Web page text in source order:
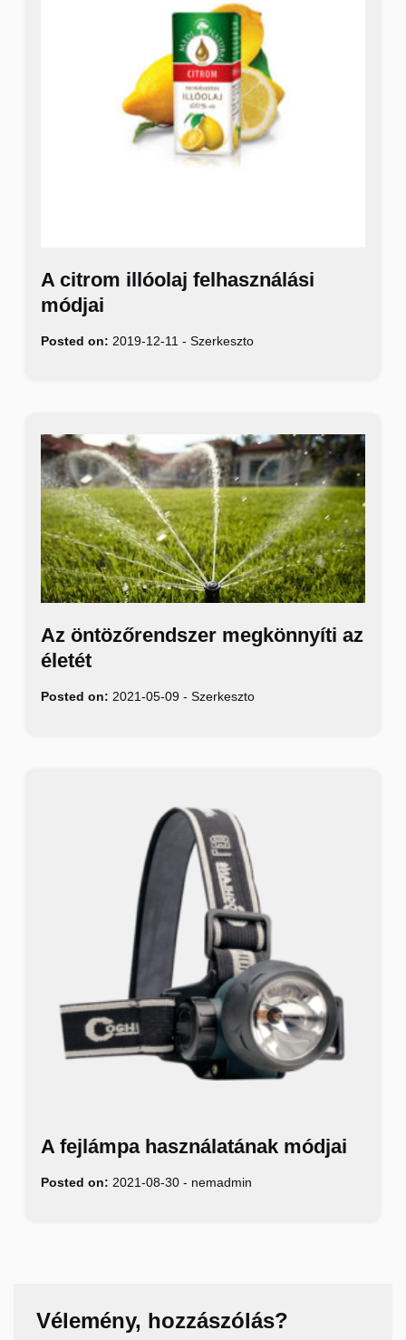
A citrom illóolaj felhasználási
módjai
Posted on: 2019-12-11 - Szerkeszto
Az öntözőrendszer megkönnyíti az
életét
Posted on: 2021-05-09 - Szerkeszto
A fejlámpa használatának módjai
Posted on: 2021-08-30 - nemadmin
Vélemény, hozzászólás?